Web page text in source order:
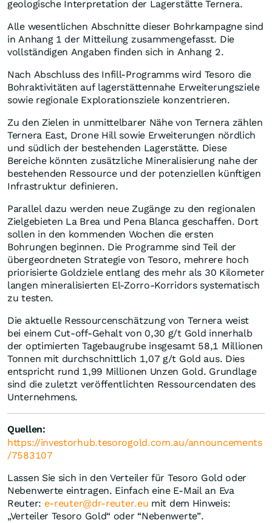
geologische Interpretation der Lagerstätte Ternera.
Alle wesentlichen Abschnitte dieser Bohrkampagne sind
in Anhang 1 der Mitteilung zusammengefasst. Die
vollständigen Angaben finden sich in Anhang 2.
Nach Abschluss des Infill-Programms wird Tesoro die
Bohraktivitäten auf lagerstättennahe Erweiterungsziele
sowie regionale Explorationsziele konzentrieren.
Zu den Zielen in unmittelbarer Nähe von Ternera zählen
Ternera East, Drone Hill sowie Erweiterungen nördlich
und südlich der bestehenden Lagerstätte. Diese
Bereiche könnten zusätzliche Mineralisierung nahe der
bestehenden Ressource und der potenziellen künftigen
Infrastruktur definieren.
Parallel dazu werden neue Zugänge zu den regionalen
Zielgebieten La Brea und Pena Blanca geschaffen. Dort
sollen in den kommenden Wochen die ersten
Bohrungen beginnen. Die Programme sind Teil der
übergeordneten Strategie von Tesoro, mehrere hoch
priorisierte Goldziele entlang des mehr als 30 Kilometer
langen mineralisierten El-Zorro-Korridors systematisch
zu testen.
Die aktuelle Ressourcenschätzung von Ternera weist
bei einem Cut-off-Gehalt von 0,30 g/t Gold innerhalb
der optimierten Tagebaugrube insgesamt 58,1 Millionen
Tonnen mit durchschnittlich 1,07 g/t Gold aus. Dies
entspricht rund 1,99 Millionen Unzen Gold. Grundlage
sind die zuletzt veröffentlichten Ressourcendaten des
Unternehmens.
Quellen:
https://investorhub.tesorogold.com.au/announcements
/7583107
Lassen Sie sich in den Verteiler für Tesoro Gold oder
Nebenwerte eintragen. Einfach eine E-Mail an Eva
Reuter: e-reuter@dr-reuter.eu mit dem Hinweis:
„Verteiler Tesoro Gold“ oder “Nebenwerte”.